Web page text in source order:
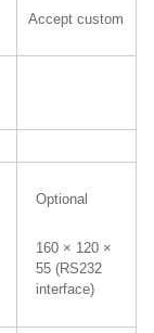
Accept custom
Optional
160 × 120 ×
55 (RS232
interface)